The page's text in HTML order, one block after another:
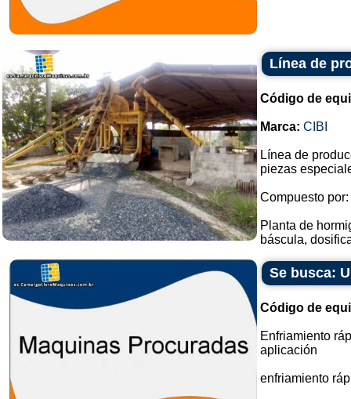
Línea de
Código de
Marca: CIBI
Línea de
piezas
Compuesto por:
Planta de
báscula,
Se busca:
Código de
Enfriamiento
aplicación
enfriamiento